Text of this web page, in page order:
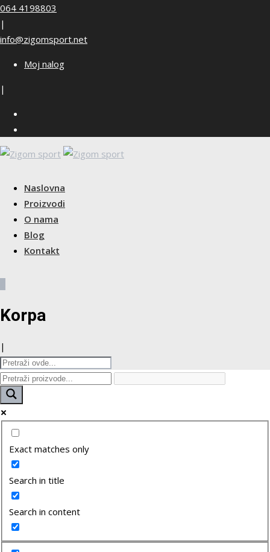
Skip
to
content
064 4198803
|
info@zigomsport.net
Moj nalog
|
Naslovna
Proizvodi
O nama
Blog
Kontakt
Korpa
|
Exact matches only
Search in title
Search in content